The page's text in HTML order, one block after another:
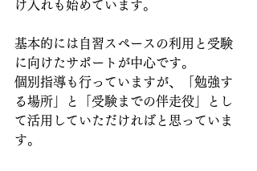
け入れも始めています。
基本的には自習スペースの利用と受験
に向けたサポートが中心です。
個別指導も行っていますが、「勉強す
る場所」と「受験までの伴走役」とし
て活用していただければと思っていま
す。